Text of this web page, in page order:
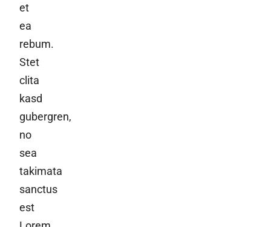
et
ea
rebum.
Stet
clita
kasd
gubergren,
no
sea
takimata
sanctus
est